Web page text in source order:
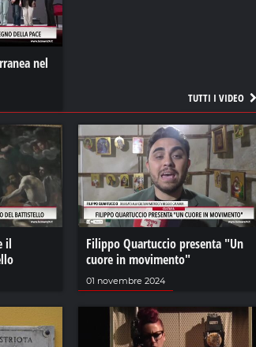
nel
TUTTI I VIDEO
il
Filippo Quartuccio presenta "Un
cuore in movimento"
01 novembre 2024